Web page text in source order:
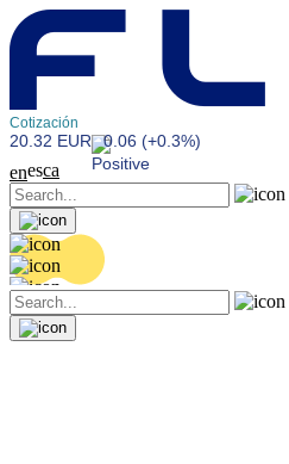
Cotización
20.32 EUR 0.06 (+0.3%)
enesca